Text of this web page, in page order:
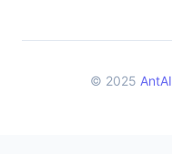
© 2025 AntAI